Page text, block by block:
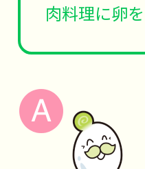
肉料理に卵